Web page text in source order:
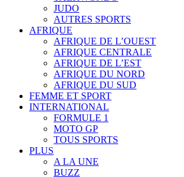
JUDO
AUTRES SPORTS
AFRIQUE
AFRIQUE DE L’OUEST
AFRIQUE CENTRALE
AFRIQUE DE L’EST
AFRIQUE DU NORD
AFRIQUE DU SUD
FEMME ET SPORT
INTERNATIONAL
FORMULE 1
MOTO GP
TOUS SPORTS
PLUS
A LA UNE
BUZZ